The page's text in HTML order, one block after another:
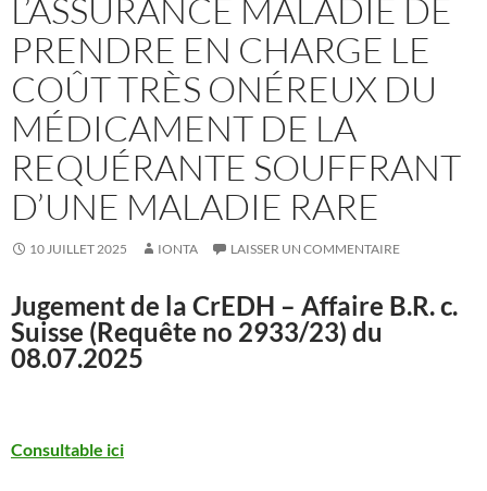
L’ASSURANCE MALADIE DE
PRENDRE EN CHARGE LE
COÛT TRÈS ONÉREUX DU
MÉDICAMENT DE LA
REQUÉRANTE SOUFFRANT
D’UNE MALADIE RARE
10 JUILLET 2025 IONTA LAISSER UN COMMENTAIRE
Jugement de la CrEDH – Affaire B.R. c.
Suisse (Requête no 2933/23) du
08.07.2025
Consultable ici